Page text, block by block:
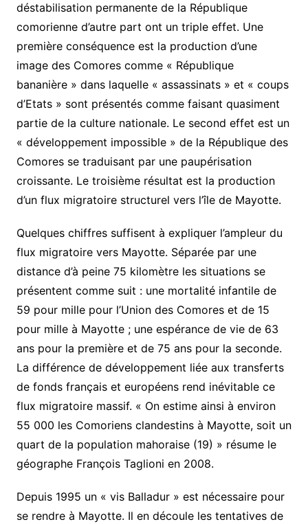
déstabilisation permanente de la République
comorienne d’autre part ont un triple effet. Une
première conséquence est la production d’une
image des Comores comme « République
bananière » dans laquelle « assassinats » et « coups
d’Etats » sont présentés comme faisant quasiment
partie de la culture nationale. Le second effet est un
« développement impossible » de la République des
Comores se traduisant par une paupérisation
croissante. Le troisième résultat est la production
d’un flux migratoire structurel vers l’île de Mayotte.
Quelques chiffres suffisent à expliquer l’ampleur du
flux migratoire vers Mayotte. Séparée par une
distance d’à peine 75 kilomètre les situations se
présentent comme suit : une mortalité infantile de
59 pour mille pour l’Union des Comores et de 15
pour mille à Mayotte ; une espérance de vie de 63
ans pour la première et de 75 ans pour la seconde.
La différence de développement liée aux transferts
de fonds français et européens rend inévitable ce
flux migratoire massif. « On estime ainsi à environ
55 000 les Comoriens clandestins à Mayotte, soit un
quart de la population mahoraise (19) » résume le
géographe François Taglioni en 2008.
Depuis 1995 un « vis Balladur » est nécessaire pour
se rendre à Mayotte. Il en découle les tentatives de